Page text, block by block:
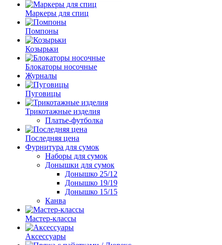
Маркеры для спиц
Помпоны
Козырьки
Блокаторы носочные
Журналы
Пуговицы
Трикотажные изделия
Платье-футболка
Последняя цена
Фурнитура для сумок
Наборы для сумок
Донышки для сумок
Донышко 25/12
Донышко 19/19
Донышко 15/15
Канва
Мастер-классы
Аксессуары